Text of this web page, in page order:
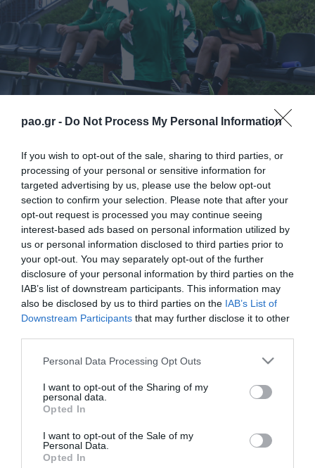
pao.gr - Do Not Process My Personal Information
If you wish to opt-out of the sale, sharing to third parties, or
processing of your personal or sensitive information for
targeted advertising by us, please use the below opt-out
section to confirm your selection. Please note that after your
opt-out request is processed you may continue seeing
interest-based ads based on personal information utilized by
us or personal information disclosed to third parties prior to
your opt-out. You may separately opt-out of the further
disclosure of your personal information by third parties on the
IAB’s list of downstream participants. This information may
also be disclosed by us to third parties on the IAB’s List of
Downstream Participants that may further disclose it to other
Please note that this website/app uses one or more Google
not limited to your visit or usage behaviour. You may click to
grant or deny consent to Google and its third-party tags to
use your data for below specified purposes in below Google
consent section.
Personal Data Processing Opt Outs
I want to opt-out of the Sharing of my
personal data.
Opted In
I want to opt-out of the Sale of my
Personal Data.
Opted In
Η επιστροφή του Ροντρίγκο Μολέντο σε φουλ
ένταση ήταν το σημαντικότερο νέο της σημερινής
προπόνησης του Παναθηναϊκού. ΟιΒιγιαφάνιες,
Τσάβες, Γιόχανσον, Κουλιμπαλί ακολούθησαν
ατομικό πρόγραμμα, ενώ οιΛουτσιάνο, Κουρμπέλης,
Κότσαρης έκαναν θεραπεία.
Το πρόγραμμα της προπόνησης περιλάμβανε
προθέρμανση, άσκηση τεχνικοτακτικής με πάσες και
παιχνίδι τακτικής.